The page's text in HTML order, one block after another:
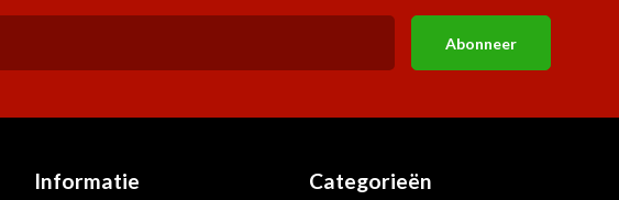
Abonneer
Informatie Categorieën